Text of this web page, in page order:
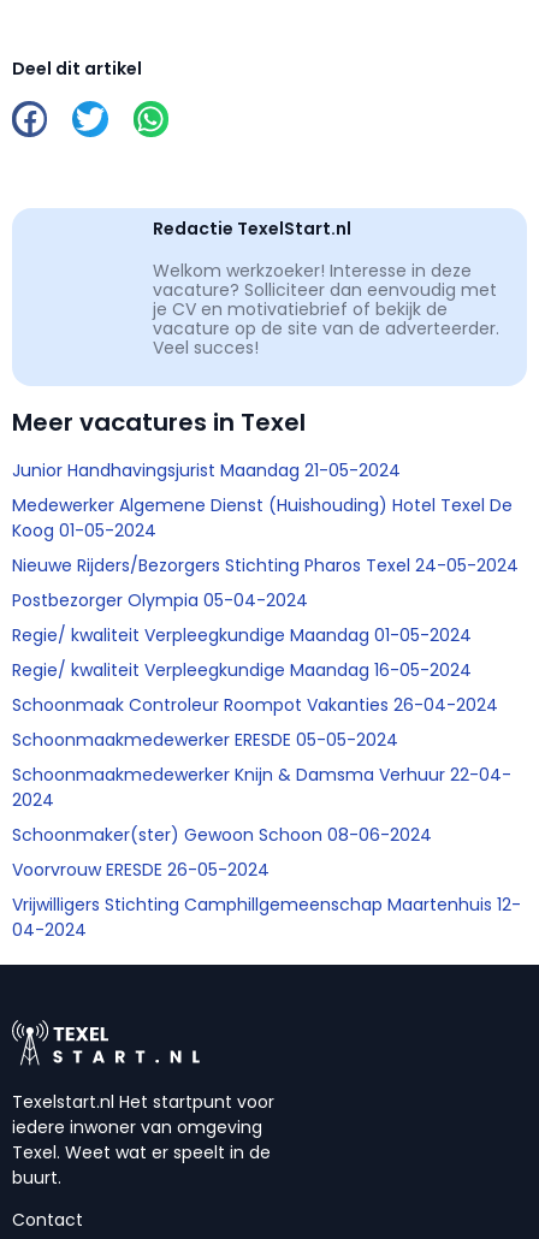
Deel dit artikel
Redactie TexelStart.nl
Welkom werkzoeker! Interesse in deze
vacature? Solliciteer dan eenvoudig met
je CV en motivatiebrief of bekijk de
vacature op de site van de adverteerder.
Veel succes!
Meer vacatures in Texel
Junior Handhavingsjurist Maandag 21-05-2024
Medewerker Algemene Dienst (Huishouding) Hotel Texel De
Koog 01-05-2024
Nieuwe Rijders/Bezorgers Stichting Pharos Texel 24-05-2024
Postbezorger Olympia 05-04-2024
Regie/ kwaliteit Verpleegkundige Maandag 01-05-2024
Regie/ kwaliteit Verpleegkundige Maandag 16-05-2024
Schoonmaak Controleur Roompot Vakanties 26-04-2024
Schoonmaakmedewerker ERESDE 05-05-2024
Schoonmaakmedewerker Knijn & Damsma Verhuur 22-04-
2024
Schoonmaker(ster) Gewoon Schoon 08-06-2024
Voorvrouw ERESDE 26-05-2024
Vrijwilligers Stichting Camphillgemeenschap Maartenhuis 12-
04-2024
Texelstart.nl Het startpunt voor
iedere inwoner van omgeving
Texel. Weet wat er speelt in de
buurt.
Contact